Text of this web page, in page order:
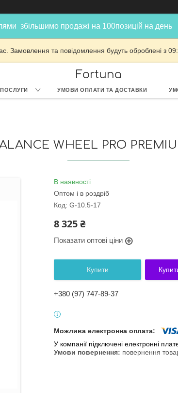
збільшимо продажі на 100позицій на день
Замовлення та повідомлення будуть оброблені з
Fortuna
УМОВИ ОПЛАТИ ТА ДОСТАВКИ
WHEEL PRO
В наявності
Оптом і в роздріб
Код: G-10.5-17
8 325 ₴
Показати оптові ціни
Купити
+380 (97) 747-89-37
У компанії підключені електронні
повернення